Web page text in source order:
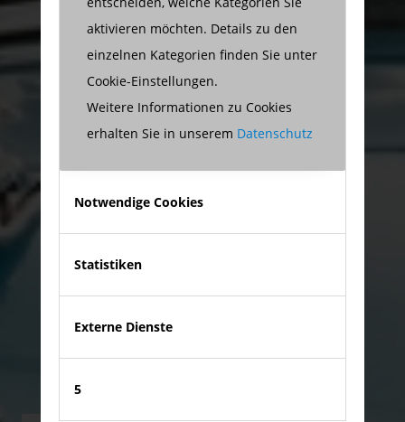
aktivieren möchten. Details zu den
einzelnen Kategorien finden Sie unter
Cookie-Einstellungen.
Weitere Informationen zu Cookies
erhalten Sie in unserem Datenschutz
Notwendige Cookies
Statistiken
Externe Dienste
5